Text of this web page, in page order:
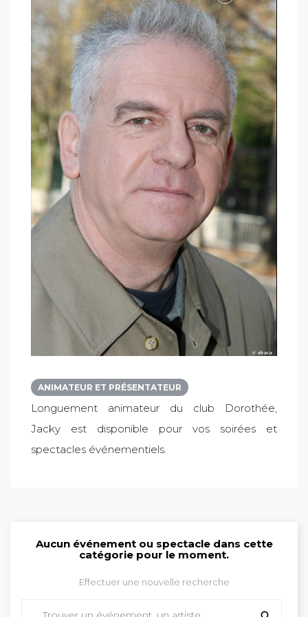
ANIMATEUR ET PRÉSENTATEUR
Longuement animateur du club Dorothée,
Jacky est disponible pour vos soirées et
spectacles événementiels.
Aucun événement ou spectacle dans cette
catégorie pour le moment.
Effectuer une nouvelle recherche